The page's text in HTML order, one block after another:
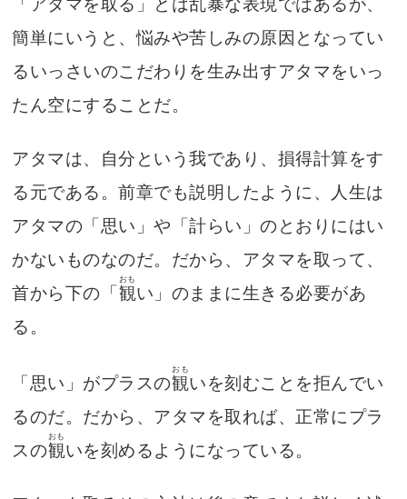
「アタマを取る」とは乱暴な表現ではあるが、
簡単にいうと、悩みや苦しみの原因となってい
るいっさいのこだわりを生み出すアタマをいっ
たん空にすることだ。
アタマは、自分という我であり、損得計算をす
る元である。前章でも説明したように、人生は
アタマの「思い」や「計らい」のとおりにはい
かないものなのだ。だから、アタマを取って、
首から下の「 観
おも
い」のままに生きる必要があ
る。
「思い」がプラスの観
おも
いを刻むことを拒んでい
るのだ。だから、アタマを取れば、正常にプラ
スの観
おも
いを刻めるようになっている。